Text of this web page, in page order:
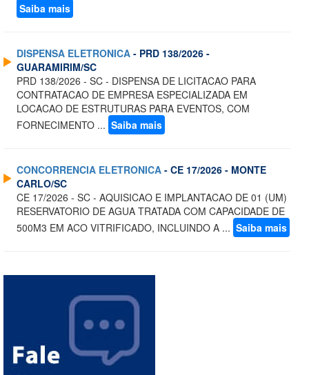
Saiba mais
DISPENSA ELETRONICA - PRD 138/2026 -
GUARAMIRIM/SC
PRD 138/2026 - SC - DISPENSA DE LICITACAO PARA
CONTRATACAO DE EMPRESA ESPECIALIZADA EM
LOCACAO DE ESTRUTURAS PARA EVENTOS, COM
FORNECIMENTO ... Saiba mais
CONCORRENCIA ELETRONICA - CE 17/2026 - MONTE
CARLO/SC
CE 17/2026 - SC - AQUISICAO E IMPLANTACAO DE 01 (UM)
RESERVATORIO DE AGUA TRATADA COM CAPACIDADE DE
500M3 EM ACO VITRIFICADO, INCLUINDO A ... Saiba mais